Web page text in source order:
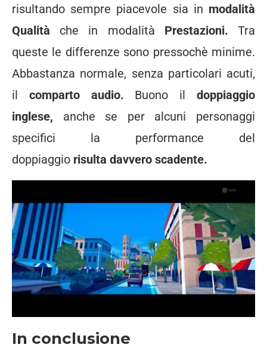
risultando sempre piacevole sia in modalità
Qualità che in modalità Prestazioni.Tra
queste le differenze sono pressochè minime.
Abbastanza normale, senza particolari acuti,
il comparto audio. Buono ildoppiaggio
inglese, anche se per alcuni personaggi
specifici la performance del
doppiaggio risulta davvero scadente.
In conclusione